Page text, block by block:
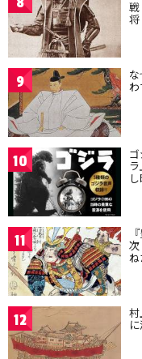
9 わ
10
11
ね
12